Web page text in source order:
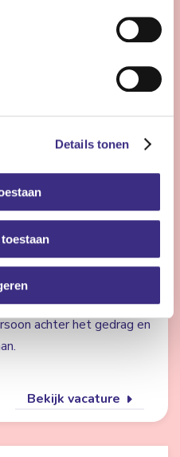
Details tonen
locatie voor jou de
- complexe zorg -
stabiele plek bieden
en sociale
achter het gedrag en
Bekijk vacature